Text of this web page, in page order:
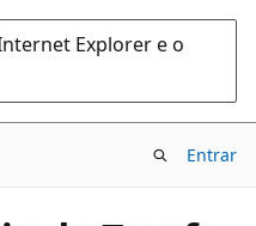
Explorer e o
Entrar